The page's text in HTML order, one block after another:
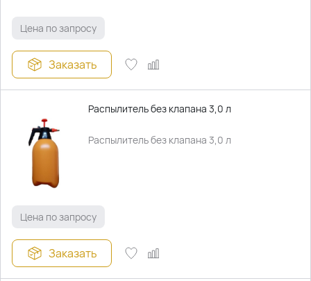
Цена по запросу
Заказать
Распылитель без клапана 3,0 л
Распылитель без клапана 3,0 л
Цена по запросу
Заказать